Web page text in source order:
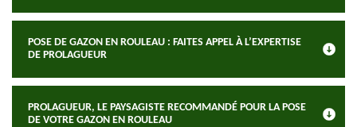
POSE DE GAZON EN ROULEAU : FAITES APPEL À L’EXPERTISE
DE PROLAGUEUR
PROLAGUEUR, LE PAYSAGISTE RECOMMANDÉ POUR LA POSE
DE VOTRE GAZON EN ROULEAU